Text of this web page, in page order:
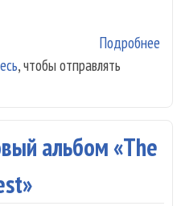
Подробнее
, чтобы отправлять
альбом «The